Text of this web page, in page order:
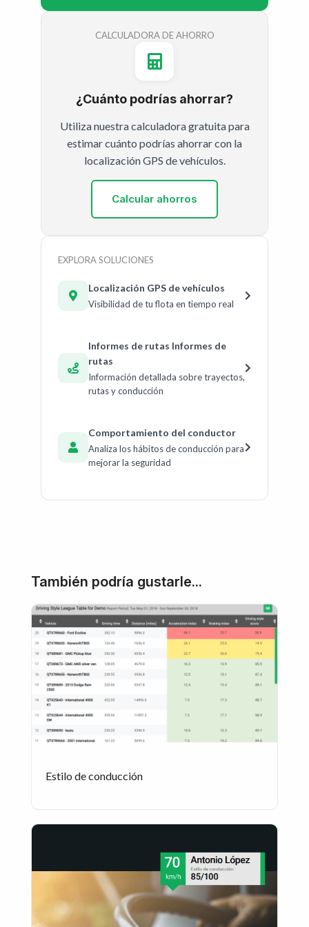
CALCULADORA DE AHORRO
¿Cuánto podrías ahorrar?
Utiliza nuestra calculadora gratuita para
estimar cuánto podrías ahorrar con la
localización GPS de vehículos.
Calcular ahorros
EXPLORA SOLUCIONES
Localización GPS de vehículos
Visibilidad de tu flota en tiempo real
Informes de rutas Informes de
rutas
Información detallada sobre trayectos,
rutas y conducción
Comportamiento del conductor
Analiza los hábitos de conducción para
mejorar la seguridad
También podría gustarle...
Estilo de conducción